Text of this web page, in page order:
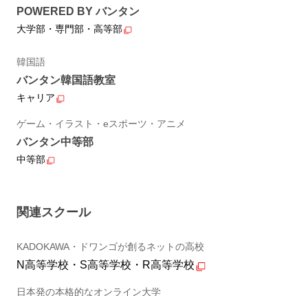
POWERED BY バンタン
大学部・専門部・高等部
韓国語
バンタン韓国語教室
キャリア
ゲーム・イラスト・eスポーツ・アニメ
バンタン中等部
中等部
関連スクール
KADOKAWA・ドワンゴが創るネットの高校
N高等学校・S高等学校・R高等学校
日本発の本格的なオンライン大学